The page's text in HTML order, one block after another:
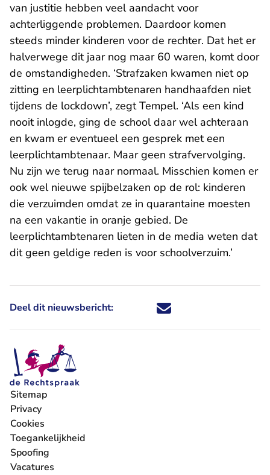
van justitie hebben veel aandacht voor
achterliggende problemen. Daardoor komen
steeds minder kinderen voor de rechter. Dat het er
halverwege dit jaar nog maar 60 waren, komt door
de omstandigheden. ‘Strafzaken kwamen niet op
zitting en leerplichtambtenaren handhaafden niet
tijdens de lockdown’, zegt Tempel. ‘Als een kind
nooit inlogde, ging de school daar wel achteraan
en kwam er eventueel een gesprek met een
leerplichtambtenaar. Maar geen strafvervolging.
Nu zijn we terug naar normaal. Misschien komen er
ook wel nieuwe spijbelzaken op de rol: kinderen
die verzuimden omdat ze in quarantaine moesten
na een vakantie in oranje gebied. De
leerplichtambtenaren lieten in de media weten dat
dit geen geldige reden is voor schoolverzuim.’
Deel dit nieuwsbericht: Deel dit nieuwsbericht via X -
Deel dit nieuwsbericht via
Deel dit nieuwsbericht
Deel dit
Sitemap
Privacy
Cookies
Toegankelijkheid
Spoofing
Vacatures